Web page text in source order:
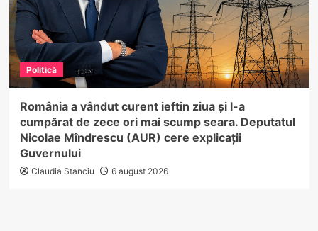
Politică
România a vândut curent ieftin ziua și l-a
cumpărat de zece ori mai scump seara. Deputatul
Nicolae Mîndrescu (AUR) cere explicații
Guvernului
Claudia Stanciu 6 august 2026